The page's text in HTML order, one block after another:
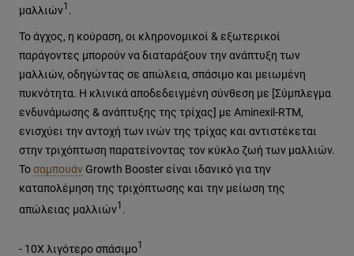
μαλλιών1 .
Το άγχος, η κούραση, οι κληρονομικοί & εξωτερικοί
παράγοντες μπορούν να διαταράξουν την ανάπτυξη των
μαλλιών, οδηγώντας σε απώλεια, σπάσιμο και μειωμένη
πυκνότητα. Η κλινικά αποδεδειγμένη σύνθεση με [Σύμπλεγμα
ενδυνάμωσης & ανάπτυξης της τρίχας] με Aminexil-RΤΜ,
ενισχύει την αντοχή των ινών της τρίχας και αντιστέκεται
στην τριχόπτωση παρατείνοντας τον κύκλο ζωή των μαλλιών.
Τοσαμπουάν Growth Booster είναι ιδανικό για την
καταπολέμηση της τριχόπτωσης και την μείωση της
απώλειας μαλλιών1 .
- 10Χ λιγότερο σπάσιμο1